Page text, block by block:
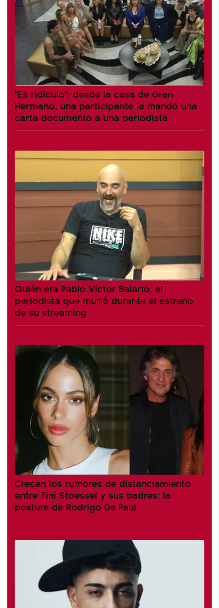
"Es ridículo": desde la casa de Gran
Hermano, una participante le mandó una
carta documento a una periodista
Quién era Pablo Víctor Balario, el
periodista que murió durante el estreno
de su streaming
Crecen los rumores de distanciamiento
entre Tini Stoessel y sus padres: la
postura de Rodrigo De Paul